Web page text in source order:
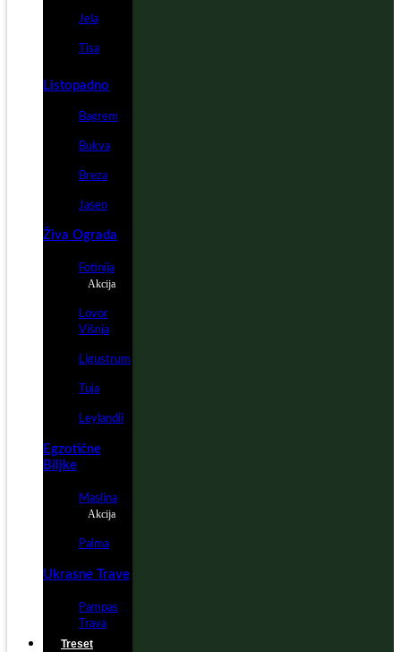
Jela
Tisa
Listopadno
Bagrem
Bukva
Breza
Jasen
Živa Ograda
Fotinija
Akcija
Lovor
Višnja
Ligustrum
Tuja
Leylandii
Egzotične
Biljke
Maslina
Akcija
Palma
Ukrasne Trave
Pampas
Trava
Treset